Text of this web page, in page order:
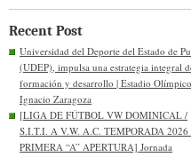
Recent Post
Universidad del Deporte del Estado de
(UDEP), impulsa una estrategia integral
formación y desarrollo | Estadio Olímpico
Ignacio Zaragoza
[LIGA DE FÚTBOL VW DOMINICAL /
S.I.T.I. A V.W. A.C. TEMPORADA 2026
PRIMERA “A” APERTURA] Jornada